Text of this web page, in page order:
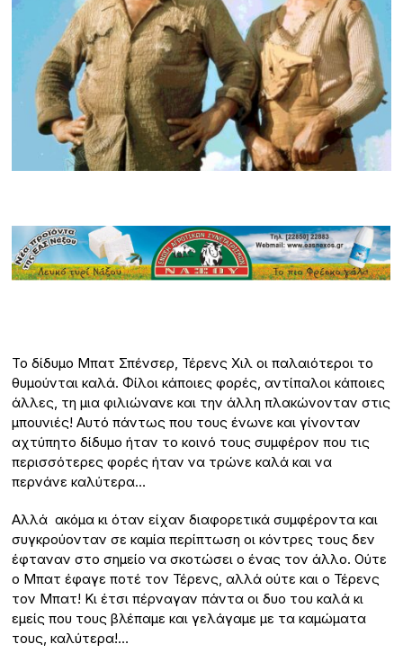
Το δίδυμο Μπατ Σπένσερ, Τέρενς Χιλ οι παλαιότεροι το
θυμούνται καλά. Φίλοι κάποιες φορές, αντίπαλοι κάποιες
άλλες, τη μια φιλιώνανε και την άλλη πλακώνονταν στις
μπουνιές! Αυτό πάντως που τους ένωνε και γίνονταν
αχτύπητο δίδυμο ήταν το κοινό τους συμφέρον που τις
περισσότερες φορές ήταν να τρώνε καλά και να
περνάνε καλύτερα…
Αλλά ακόμα κι όταν είχαν διαφορετικά συμφέροντα και
συγκρούονταν σε καμία περίπτωση οι κόντρες τους δεν
έφταναν στο σημείο να σκοτώσει ο ένας τον άλλο. Ούτε
ο Μπατ έφαγε ποτέ τον Τέρενς, αλλά ούτε και ο Τέρενς
τον Μπατ! Κι έτσι πέρναγαν πάντα οι δυο του καλά κι
εμείς που τους βλέπαμε και γελάγαμε με τα καμώματα
τους, καλύτερα!…